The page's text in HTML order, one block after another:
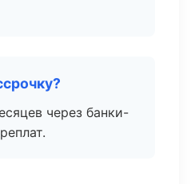
через банки-